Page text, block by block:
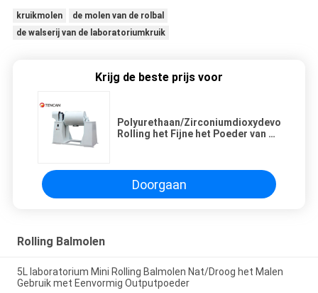
kruikmolen
de molen van de rolbal
de walserij van de laboratoriumkruik
Krijg de beste prijs voor
Polyurethaan/Zirconiumdioxydevoering
Rolling het Fijne het Poeder van de
Doorgaan
Rolling Balmolen
5L laboratorium Mini Rolling Balmolen Nat/Droog het Malen
Gebruik met Eenvormig Outputpoeder